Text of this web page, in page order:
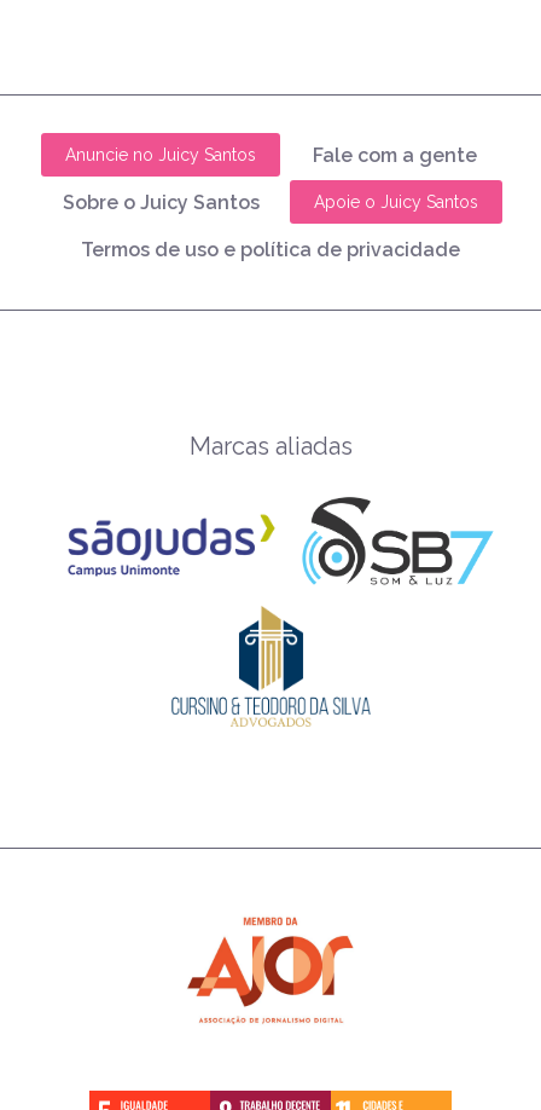
Anuncie no Juicy Santos Fale com a gente
Sobre o Juicy Santos Apoie o Juicy Santos
Termos de uso e política de privacidade
Marcas aliadas